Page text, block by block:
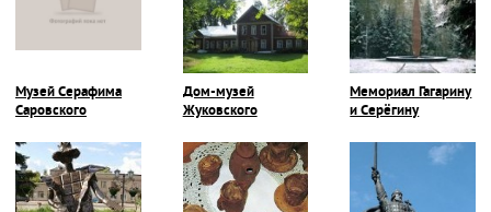
Музей Серафима
Саровского
Дом-музей
Жуковского
Мемориал Гагарину
и Серёгину